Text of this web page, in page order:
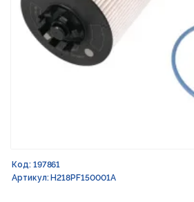
Код: 197861
Артикул: H218PF150001A